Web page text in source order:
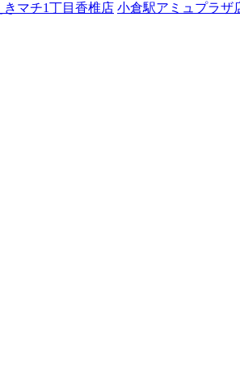
きマチ1丁目香椎店 小倉駅アミュプラザ